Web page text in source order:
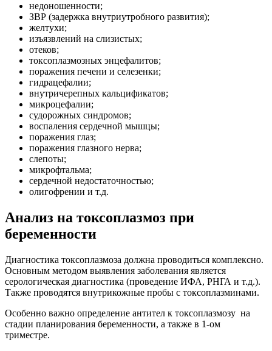
недоношенности;
ЗВР (задержка внутриутробного развития);
желтухи;
изъязвлений на слизистых;
отеков;
токсоплазмозных энцефалитов;
поражения печени и селезенки;
гидрацефалии;
внутричерепных кальцификатов;
микроцефалии;
судорожных синдромов;
воспаления сердечной мышцы;
поражения глаз;
поражения глазного нерва;
слепоты;
микрофтальма;
сердечной недостаточностью;
олигофрении и т.д.
Анализ на токсоплазмоз при
беременности
Диагностика токсоплазмоза должна проводиться комплексно.
Основным методом выявления заболевания является
серологическая диагностика (проведение ИФА, РНГА и т.д.).
Также проводятся внутрикожные пробы с токсоплазминами.
Особенно важно определение антител к токсоплазмозу на
стадии планирования беременности, а также в 1-ом
триместре.